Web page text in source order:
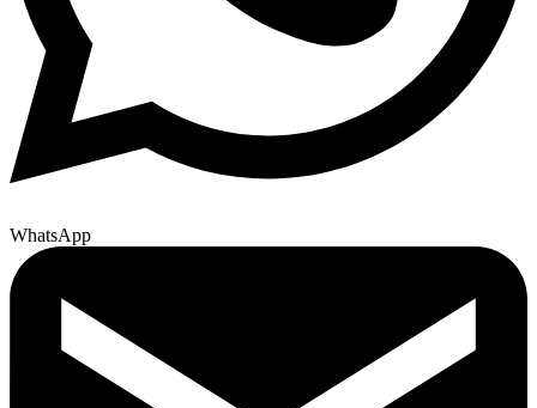
WhatsApp